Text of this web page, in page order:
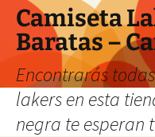
Camiseta
Baratas –
Encontrarás
lakers en esta
negra te esperan